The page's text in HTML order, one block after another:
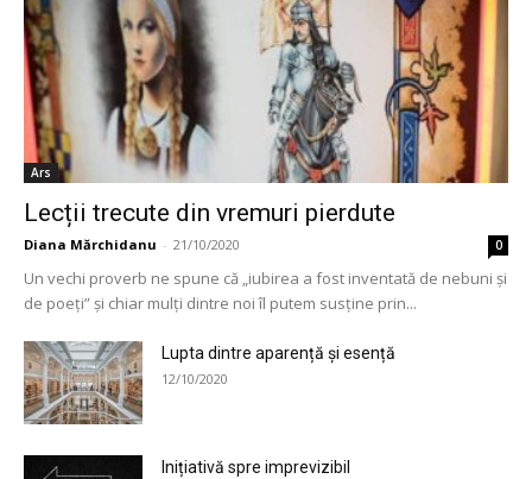
Ars
Lecții trecute din vremuri pierdute
Diana Mărchidanu - 21/10/2020 0
Un vechi proverb ne spune că „iubirea a fost inventată de nebuni și
de poeți” și chiar mulți dintre noi îl putem susține prin...
Lupta dintre aparență și esență
12/10/2020
Inițiativă spre imprevizibil